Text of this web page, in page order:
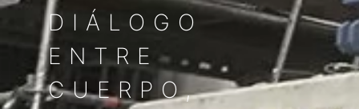
DIÁLOGO
ENTRE
CUERPO,